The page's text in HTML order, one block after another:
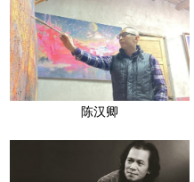
陈汉卿